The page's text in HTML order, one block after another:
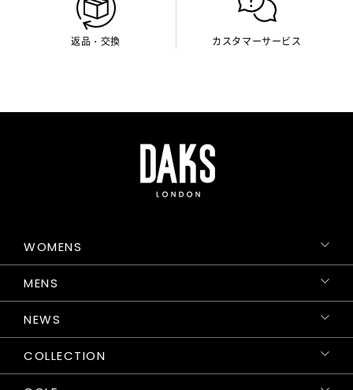
返品・交換 カスタマーサービス
WOMENS
MENS
NEWS
COLLECTION